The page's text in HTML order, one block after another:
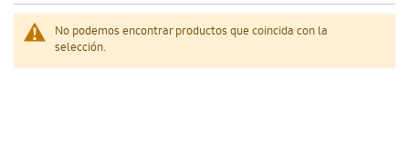
No podemos encontrar productos que coincida con la
selección.